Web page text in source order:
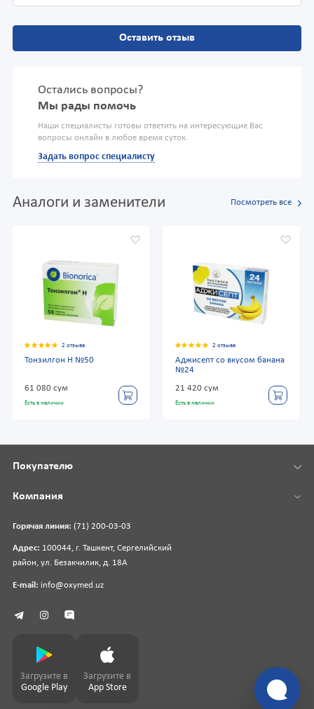
Оставить отзыв
Остались вопросы?
Мы рады помочь
Наши специалисты готовы ответить на интересующие Вас
вопросы онлайн в любое время суток.
Задать вопрос специалисту
Аналоги и заменители Посмотреть все
2 отзыва
Тонзилгон Н №50
61 080 сум
Есть в наличии
2 отзыва
Аджисепт со вкусом банана
№24
21 420 сум
Есть в наличии
Горячая линия: (71) 200-03-03
Адрес: 100044, г. Ташкент, Сергелийский
район, ул. Безакчилик, д. 18А
E-mail: info@oxymed.uz
Покупателю
Компания
Загрузите в
Google Play
Загрузите в
App Store